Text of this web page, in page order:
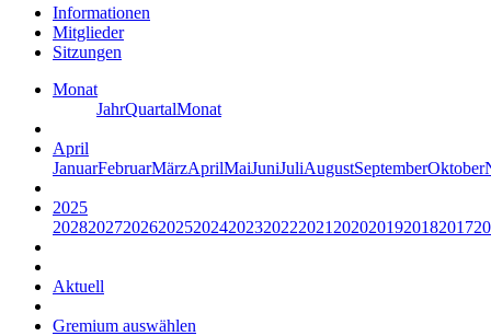
Informationen
Mitglieder
Sitzungen
Monat
JahrQuartalMonat
April
JanuarFebruarMärzAprilMaiJuniJuliAugustSeptemberOktober
2025
20282027202620252024202320222021 2020201920182017
Aktuell
Gremium auswählen